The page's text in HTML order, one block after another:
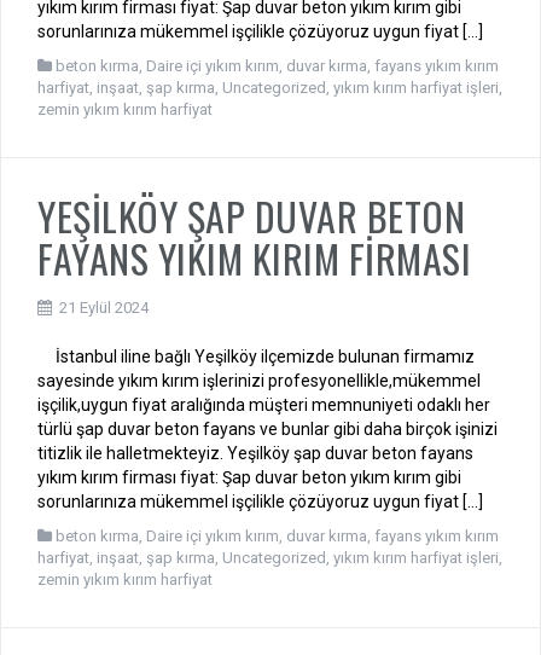
yıkım kırım firması fiyat: Şap duvar beton yıkım kırım gibi
sorunlarınıza mükemmel işçilikle çözüyoruz uygun fiyat […]
beton kırma Daire içi yıkım kırım duvar kırma fayans yıkım kırım
harfiyat inşaat şap kırma Uncategorized yıkım kırım harfiyat işleri
zemin yıkım kırım harfiyat
YEŞİLKÖY ŞAP DUVAR BETON
FAYANS YIKIM KIRIM FİRMASI
21 Eylül 2024
İstanbul iline bağlı Yeşilköy ilçemizde bulunan firmamız
sayesinde yıkım kırım işlerinizi profesyonellikle,mükemmel
işçilik,uygun fiyat aralığında müşteri memnuniyeti odaklı her
türlü şap duvar beton fayans ve bunlar gibi daha birçok işinizi
titizlik ile halletmekteyiz. Yeşilköy şap duvar beton fayans
yıkım kırım firması fiyat: Şap duvar beton yıkım kırım gibi
sorunlarınıza mükemmel işçilikle çözüyoruz uygun fiyat […]
beton kırma Daire içi yıkım kırım duvar kırma fayans yıkım kırım
harfiyat inşaat şap kırma Uncategorized yıkım kırım harfiyat işleri
zemin yıkım kırım harfiyat